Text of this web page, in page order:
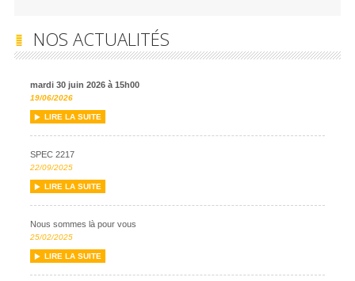
NOS ACTUALITÉS
mardi 30 juin 2026 à 15h00
19/06/2026
LIRE LA SUITE
SPEC 2217
22/09/2025
LIRE LA SUITE
Nous sommes là pour vous
25/02/2025
LIRE LA SUITE